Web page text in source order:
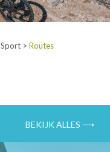
Sport > Routes
BEKIJK ALLES ⟶